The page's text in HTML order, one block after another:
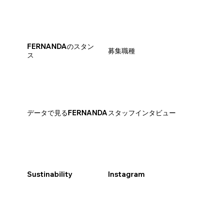
​FERNANDAのスタン
ス
​募集職種
データで見るFERNANDA​スタッフインタビュー
Sustinability Instagram